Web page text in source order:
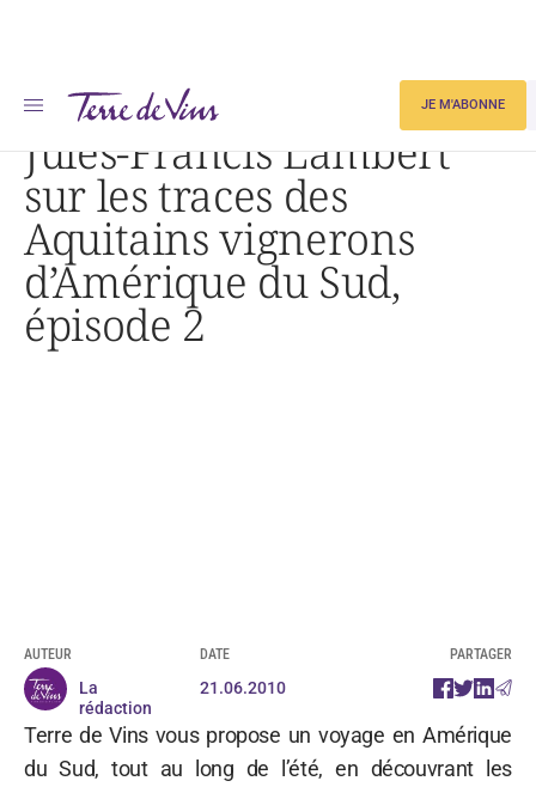
JE M'ABONNE
Accueil
Jules-Francis Lambert sur les traces des Aquitains vignerons d’Amérique du Sud, épisode 2
Jules-Francis Lambert
sur les traces des
Aquitains vignerons
d’Amérique du Sud,
épisode 2
AUTEUR
La
rédaction
DATE
21.06.2010
PARTAGER
Terre de Vins vous propose un voyage en Amérique
du Sud, tout au long de l’été, en découvrant les